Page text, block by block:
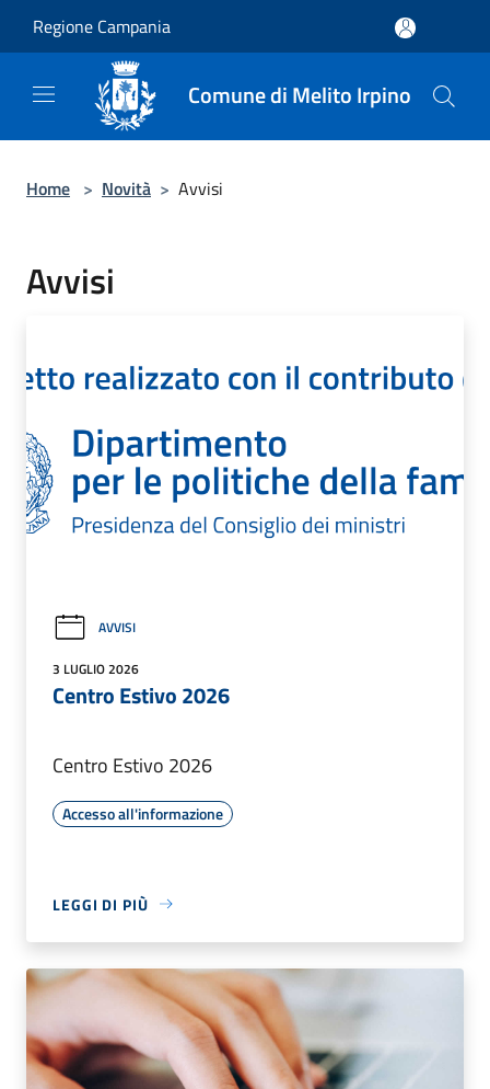
Regione Campania
Comune di Melito Irpino
Home > Novità > Avvisi
Avvisi
AVVISI
3 LUGLIO 2026
Centro Estivo 2026
Centro Estivo 2026
Accesso all'informazione
LEGGI DI PIÙ